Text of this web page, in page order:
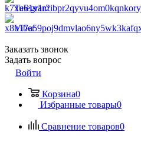
Telegram
Viber
Заказать звонок
Задать вопрос
Войти
Корзина0
Избранные товары0
Сравнение товаров0